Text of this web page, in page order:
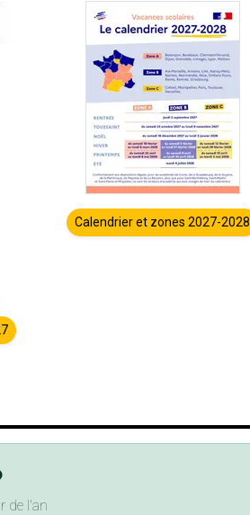
Calendrier et zones 2027-2028
de l'an